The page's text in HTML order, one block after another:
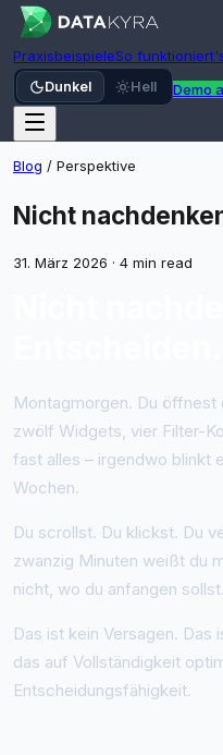
PraxisbeispieleSo
Dunkel Hell Demo
Blog / Perspektive
Nicht
31. März 2026 · 4 min read
Montagmorgen. Du öffnest
zwölf Widgets, vier Filter-
fast alles – irgendwo blinkt
Wochen.
Du scrollst. Du klickst. Du
zwanzig Minuten weißt du
nicht, wo du anfangen sollst.
Das ist kein Versagen. Das
das auf Vollständigkeit
Entscheidungsfähigkeit.